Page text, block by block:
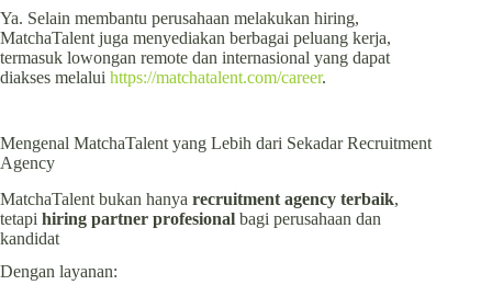
Ya. Selain membantu perusahaan melakukan hiring,
MatchaTalent juga menyediakan berbagai peluang kerja,
termasuk lowongan remote dan internasional yang dapat
diakses melalui https://matchatalent.com/career.
Mengenal MatchaTalent yang Lebih dari Sekadar Recruitment
Agency
MatchaTalent bukan hanya recruitment agency terbaik,
tetapi hiring partner profesional bagi perusahaan dan
kandidat
Dengan layanan: